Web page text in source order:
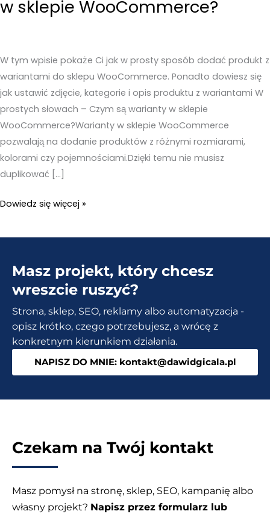
w sklepie WooCommerce?
W tym wpisie pokaże Ci jak w prosty sposób dodać produkt z
wariantami do sklepu WooCommerce. Ponadto dowiesz się
jak ustawić zdjęcie, kategorie i opis produktu z wariantami W
prostych słowach – Czym są warianty w sklepie
WooCommerce?Warianty w sklepie WooCommerce
pozwalają na dodanie produktów z różnymi rozmiarami,
kolorami czy pojemnościami.Dzięki temu nie musisz
duplikować […]
Jak
produkty
wariantami
WooCommerce?
Dowiedz się więcej »
Masz projekt, który chcesz
wreszcie ruszyć?
Strona, sklep, SEO, reklamy albo automatyzacja -
opisz krótko, czego potrzebujesz, a wrócę z
konkretnym kierunkiem działania.
NAPISZ DO MNIE: kontakt@dawidgicala.pl
Czekam na Twój kontakt
Masz pomysł na stronę, sklep, SEO, kampanię albo
własny projekt? Napisz przez formularz lub